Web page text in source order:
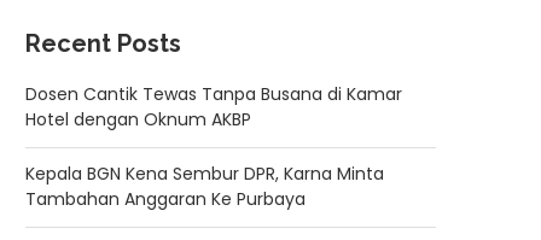
Recent Posts
Dosen Cantik Tewas Tanpa Busana di Kamar
Hotel dengan Oknum AKBP
Kepala BGN Kena Sembur DPR, Karna Minta
Tambahan Anggaran Ke Purbaya